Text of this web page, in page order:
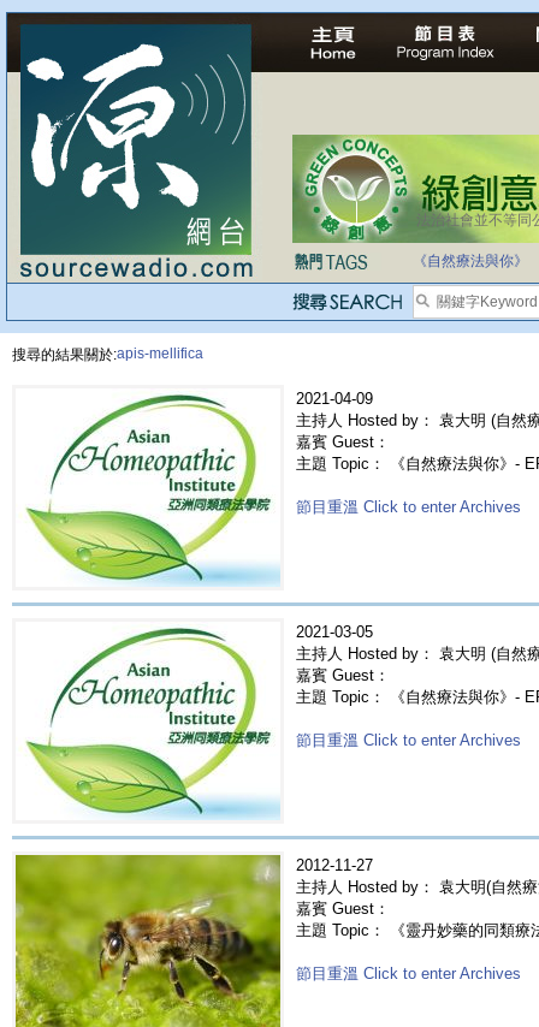
法治社會並不等同
自家教育合法化-
《自然療法與你》
搜尋的結果關於:apis-mellifica
2021-04-09
主持人 Hosted by： 袁大明 (自然
嘉賓 Guest：
主題 Topic： 《自然療法與你》-
節目重溫 Click to enter Archives
2021-03-05
主持人 Hosted by： 袁大明 (自然
嘉賓 Guest：
主題 Topic： 《自然療法與你》-
節目重溫 Click to enter Archives
2012-11-27
主持人 Hosted by： 袁大明(自然
嘉賓 Guest：
主題 Topic： 《靈丹妙藥的同類
節目重溫 Click to enter Archives